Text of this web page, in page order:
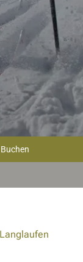
Buchen
Langlaufen